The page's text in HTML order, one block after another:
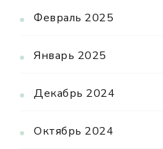
Февраль 2025
Январь 2025
Декабрь 2024
Октябрь 2024